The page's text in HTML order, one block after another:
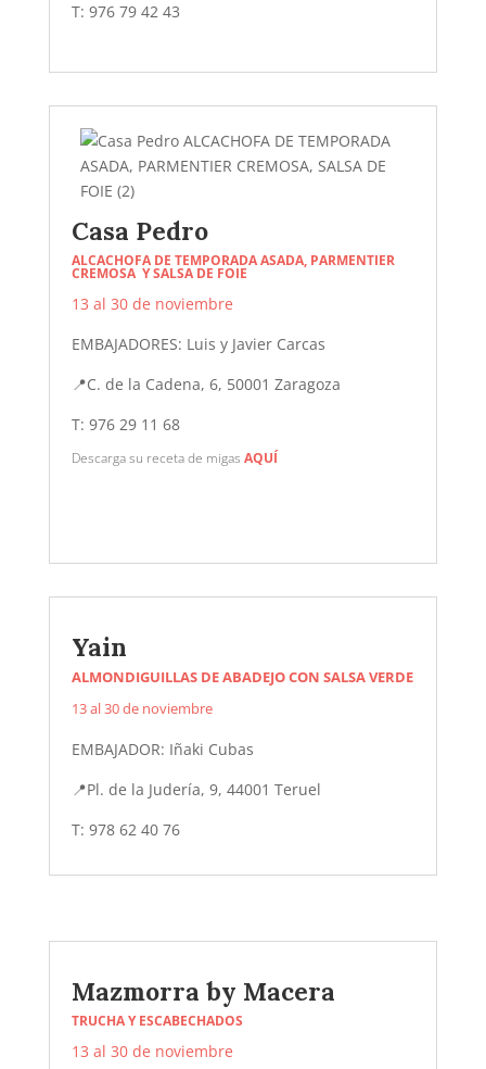
T: 976 79 42 43
Casa Pedro
ALCACHOFA DE TEMPORADA ASADA, PARMENTIER
CREMOSA Y SALSA DE FOIE
13 al 30 de noviembre
EMBAJADORES: Luis y Javier Carcas
📍C. de la Cadena, 6, 50001 Zaragoza
T: 976 29 11 68
Descarga su receta de migas AQUÍ
Yain
ALMONDIGUILLAS DE ABADEJO CON SALSA VERDE
13 al 30 de noviembre
EMBAJADOR: Iñaki Cubas
📍Pl. de la Judería, 9, 44001 Teruel
T: 978 62 40 76
Mazmorra by Macera
TRUCHA Y ESCABECHADOS
13 al 30 de noviembre